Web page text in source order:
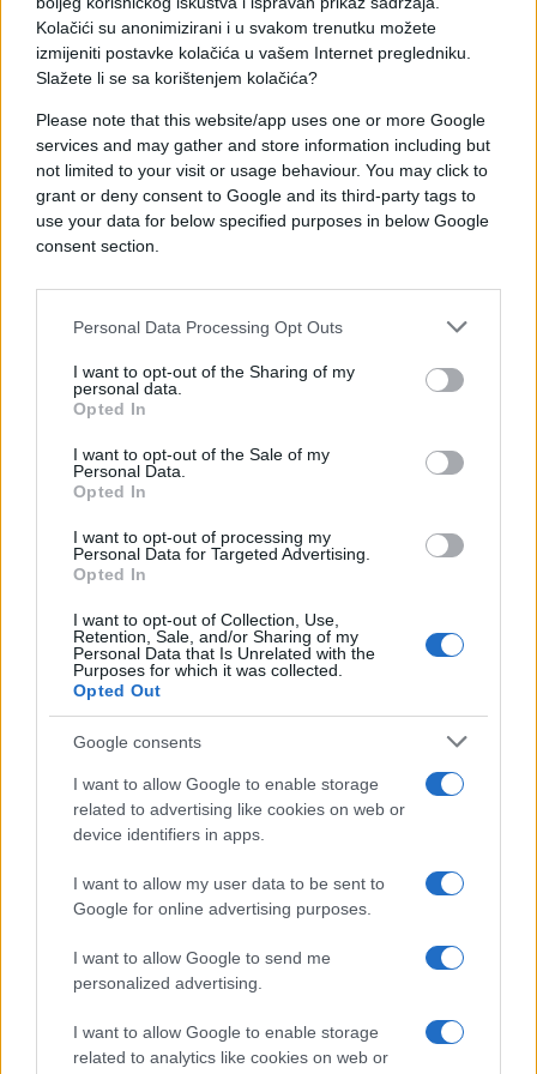
Kolačići su anonimizirani i u svakom trenutku možete
izmijeniti postavke kolačića u vašem Internet pregledniku.
Slažete li se sa korištenjem kolačića?
Please note that this website/app uses one or more Google
services and may gather and store information including but
not limited to your visit or usage behaviour. You may click to
grant or deny consent to Google and its third-party tags to
use your data for below specified purposes in below Google
consent section.
Personal Data Processing Opt Outs
I want to opt-out of the Sharing of my
personal data.
Opted In
I want to opt-out of the Sale of my
Personal Data.
Opted In
I want to opt-out of processing my
Personal Data for Targeted Advertising.
Opted In
I want to opt-out of Collection, Use,
Retention, Sale, and/or Sharing of my
Personal Data that Is Unrelated with the
Purposes for which it was collected.
Opted Out
Google consents
I want to allow Google to enable storage
related to advertising like cookies on web or
device identifiers in apps.
I want to allow my user data to be sent to
Google for online advertising purposes.
I want to allow Google to send me
personalized advertising.
I want to allow Google to enable storage
related to analytics like cookies on web or
Gana, a te dvije reprezentacije sastaju se u Torontu
za otprilike sat vremena.
#Svjetsko prvenstvo